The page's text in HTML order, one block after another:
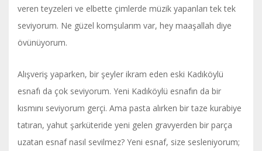
veren teyzeleri ve elbette çimlerde müzik yapanları tek tek
seviyorum. Ne güzel komşularım var, hey maaşallah diye
övünüyorum.
Alışveriş yaparken, bir şeyler ikram eden eski Kadıköylü
esnafı da çok seviyorum. Yeni Kadıköylü esnafın da bir
kısmını seviyorum gerçi. Ama pasta alırken bir taze kurabiye
tatıran, yahut şarküteride yeni gelen gravyerden bir parça
uzatan esnaf nasıl sevilmez? Yeni esnaf, size sesleniyorum;